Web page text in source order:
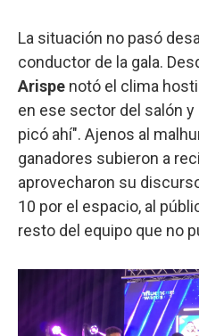
La situación no pasó
conductor de la gala.
Arispe notó el clima
en ese sector del salón
picó ahí". Ajenos al
ganadores subieron a
aprovecharon su
10 por el espacio, al
resto del equipo que no